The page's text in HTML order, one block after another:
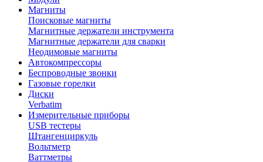
Магниты
Поисковые магниты
Магнитные держатели инструмента
Магнитные держатели для сварки
Неодимовые магниты
Автокомпрессоры
Беспроводные звонки
Газовые горелки
Диски
Verbatim
Измерительные приборы
USB тестеры
Штангенциркуль
Вольтметр
Ваттметры